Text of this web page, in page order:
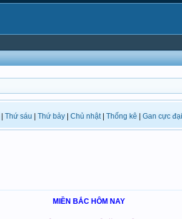
Thứ sáu Thứ bảy Chủ nhật| Thống kê Gan cực đại
MIỀN BẮC HÔM NAY​